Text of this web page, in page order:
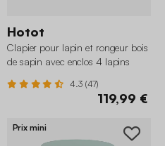
Hotot
Clapier pour lapin et rongeur bois
de sapin avec enclos 4 lapins
4.3 (47)
119,99 €
Prix mini